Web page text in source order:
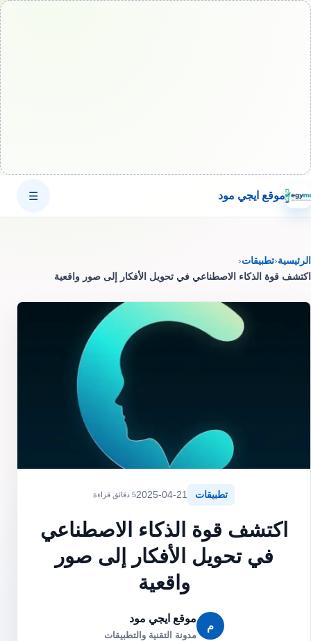
موقع ايجي مود ☰
الرئيسية‹تطبيقات‹
اكتشف قوة الذكاء الاصطناعي في تحويل الأفكار إلى صور واقعية
تطبيقات 2025-04-215 دقائق قراءة
اكتشف قوة الذكاء الاصطناعي
في تحويل الأفكار إلى صور
واقعية
م
موقع ايجي مود
مدونة التقنية والتطبيقات